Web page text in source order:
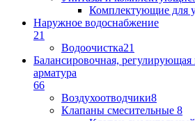
Комплектующие для
Наружное водоснабжение
21
Водоочистка21
Балансировочная, регулирующая
арматура
66
Воздухоотводчики8
Клапаны cмесительные 8